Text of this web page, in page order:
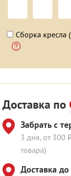
Сборка кресла
Доставка по
Забрать с
3 дня, от 300
товара)
Доставка